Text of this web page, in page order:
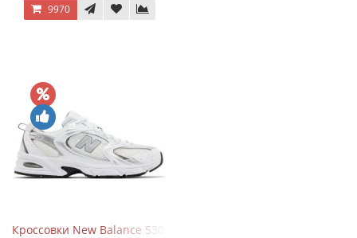
9970
Кроссовки New Balance 530 White Silver Metallic